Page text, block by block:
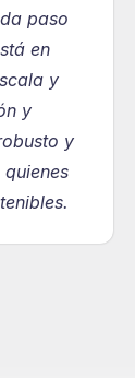
paso
en
y
y
y